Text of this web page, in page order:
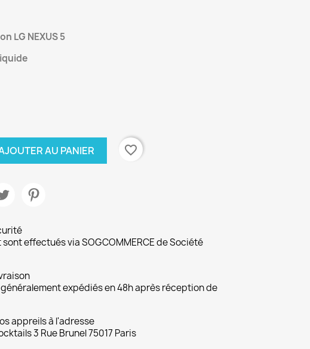
LG NEXUS 5
AU PANIER favorite_border
effectués via SOGCOMMERCE de Société
expédiés en 48h après réception de
appreils à l'adresse
3 Rue Brunel 75017 Paris